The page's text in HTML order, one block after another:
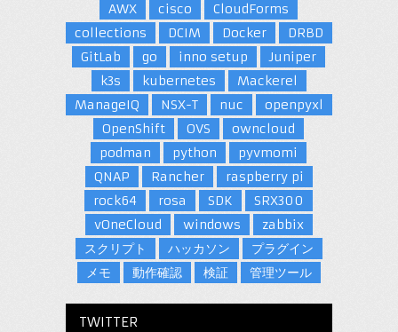
AWX
cisco
CloudForms
collections
DCIM Docker
DRBD
GitLab
go inno setup
Juniper
k3s
kubernetes
Mackerel
ManageIQ
NSX-T nuc
openpyxl
OpenShift
OVS
owncloud
podman
python
pyvmomi
QNAP
Rancher
raspberry pi
rock64
rosa SDK
SRX300
vOneCloud
windows
zabbix
スクリプト
ハッカソン
プラグイン
メモ
動作確認 検証 管理ツール
TWITTER